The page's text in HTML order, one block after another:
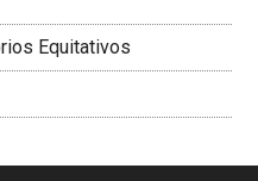
Equitativos